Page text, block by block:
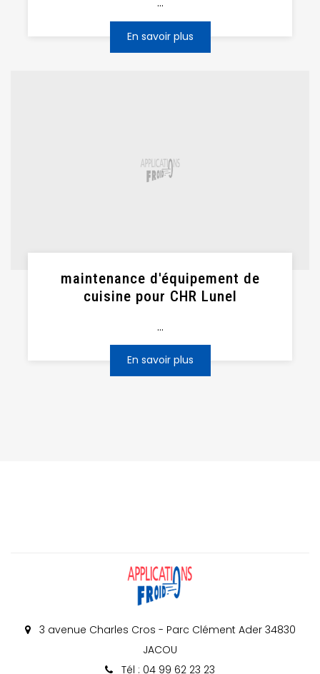
...
En savoir plus
maintenance d'équipement de
cuisine pour CHR Lunel
...
En savoir plus
3 avenue Charles Cros - Parc Clément Ader 34830
JACOU
Tél : 04 99 62 23 23